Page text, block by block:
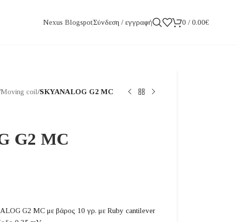
Nexus BlogspotΣύνδεση / εγγραφή 0 / 0.00€
Moving coil/SKYANALOG G2 MC
G2 MC
G2 MC με βάρος 10 γρ. με Ruby cantilever